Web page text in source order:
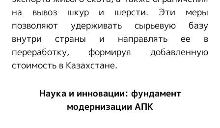
на вывоз шкур и шерсти. Эти меры
позволяют удерживать сырьевую базу
внутри страны и направлять ее в
переработку, формируя добавленную
стоимость в Казахстане.
Наука и инновации: фундамент
модернизации АПК